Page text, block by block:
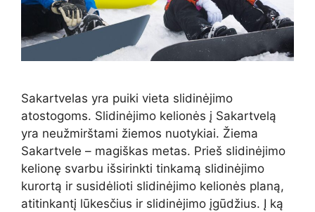
Sakartvelas yra puiki vieta slidinėjimo
atostogoms. Slidinėjimo kelionės į Sakartvelą
yra neužmirštami žiemos nuotykiai. Žiema
Sakartvele – magiškas metas. Prieš slidinėjimo
kelionę svarbu išsirinkti tinkamą slidinėjimo
kurortą ir susidėlioti slidinėjimo kelionės planą,
atitinkantį lūkesčius ir slidinėjimo įgūdžius. Į ką